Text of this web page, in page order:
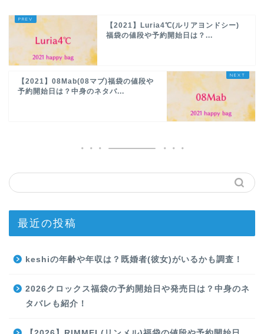
【2021】Luria4℃(ルリアヨンドシー)
福袋の値段や予約開始日は？...
【2021】08Mab(08マブ)福袋の値段や
予約開始日は？中身のネタバ...
最近の投稿
keshiの年齢や年収は？既婚者(彼女)がいるかも調査！
2026クロックス福袋の予約開始日や発売日は？中身のネ
タバレも紹介！